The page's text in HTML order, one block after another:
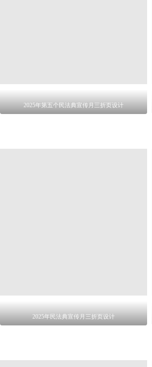
2025年第五个民法典宣传月三折页设计
2025年民法典宣传月三折页设计